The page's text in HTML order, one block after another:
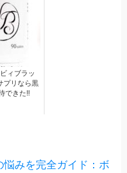
ィブラッ
プリなら黒
できた!!
みを完全ガイド：ボ